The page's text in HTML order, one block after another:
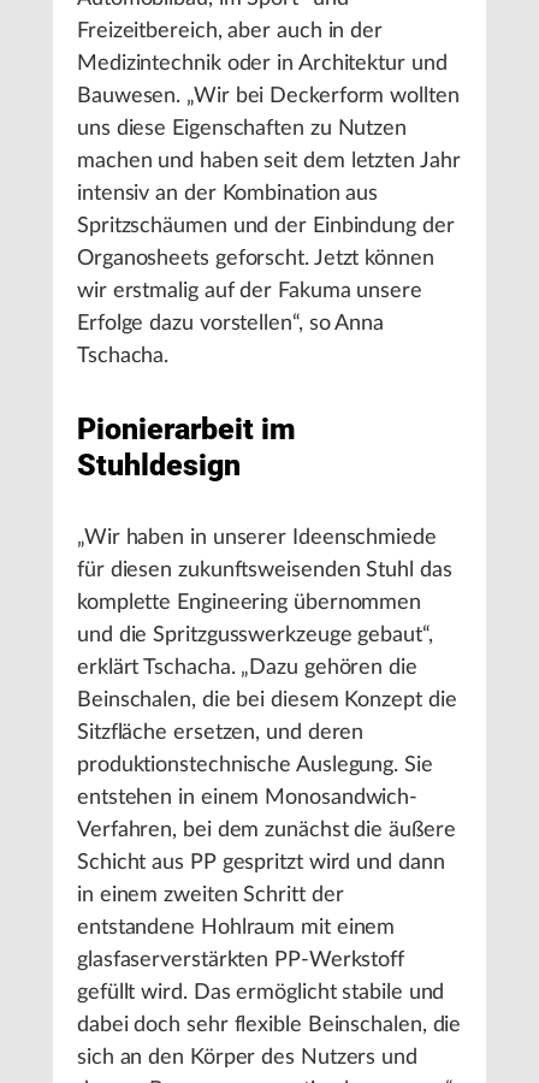
Freizeitbereich, aber auch in der
Medizintechnik oder in Architektur und
Bauwesen. „Wir bei Deckerform wollten
uns diese Eigenschaften zu Nutzen
machen und haben seit dem letzten Jahr
intensiv an der Kombination aus
Spritzschäumen und der Einbindung der
Organosheets geforscht. Jetzt können
wir erstmalig auf der Fakuma unsere
Erfolge dazu vorstellen“, so Anna
Tschacha.
Pionierarbeit im
Stuhldesign
„Wir haben in unserer Ideenschmiede
für diesen zukunftsweisenden Stuhl das
komplette Engineering übernommen
und die Spritzgusswerkzeuge gebaut“,
erklärt Tschacha. „Dazu gehören die
Beinschalen, die bei diesem Konzept die
Sitzfläche ersetzen, und deren
produktionstechnische Auslegung. Sie
entstehen in einem Monosandwich-
Verfahren, bei dem zunächst die äußere
Schicht aus PP gespritzt wird und dann
in einem zweiten Schritt der
entstandene Hohlraum mit einem
glasfaserverstärkten PP-Werkstoff
gefüllt wird. Das ermöglicht stabile und
dabei doch sehr flexible Beinschalen, die
sich an den Körper des Nutzers und